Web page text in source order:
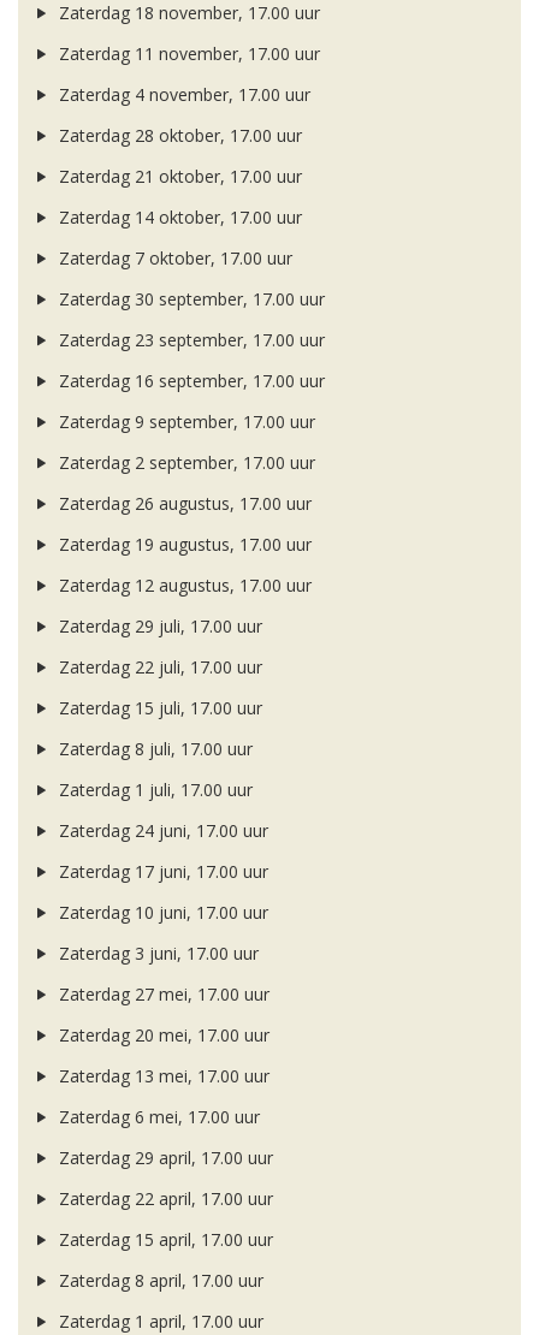
Zaterdag 18 november, 17.00 uur
Zaterdag 11 november, 17.00 uur
Zaterdag 4 november, 17.00 uur
Zaterdag 28 oktober, 17.00 uur
Zaterdag 21 oktober, 17.00 uur
Zaterdag 14 oktober, 17.00 uur
Zaterdag 7 oktober, 17.00 uur
Zaterdag 30 september, 17.00 uur
Zaterdag 23 september, 17.00 uur
Zaterdag 16 september, 17.00 uur
Zaterdag 9 september, 17.00 uur
Zaterdag 2 september, 17.00 uur
Zaterdag 26 augustus, 17.00 uur
Zaterdag 19 augustus, 17.00 uur
Zaterdag 12 augustus, 17.00 uur
Zaterdag 29 juli, 17.00 uur
Zaterdag 22 juli, 17.00 uur
Zaterdag 15 juli, 17.00 uur
Zaterdag 8 juli, 17.00 uur
Zaterdag 1 juli, 17.00 uur
Zaterdag 24 juni, 17.00 uur
Zaterdag 17 juni, 17.00 uur
Zaterdag 10 juni, 17.00 uur
Zaterdag 3 juni, 17.00 uur
Zaterdag 27 mei, 17.00 uur
Zaterdag 20 mei, 17.00 uur
Zaterdag 13 mei, 17.00 uur
Zaterdag 6 mei, 17.00 uur
Zaterdag 29 april, 17.00 uur
Zaterdag 22 april, 17.00 uur
Zaterdag 15 april, 17.00 uur
Zaterdag 8 april, 17.00 uur
Zaterdag 1 april, 17.00 uur